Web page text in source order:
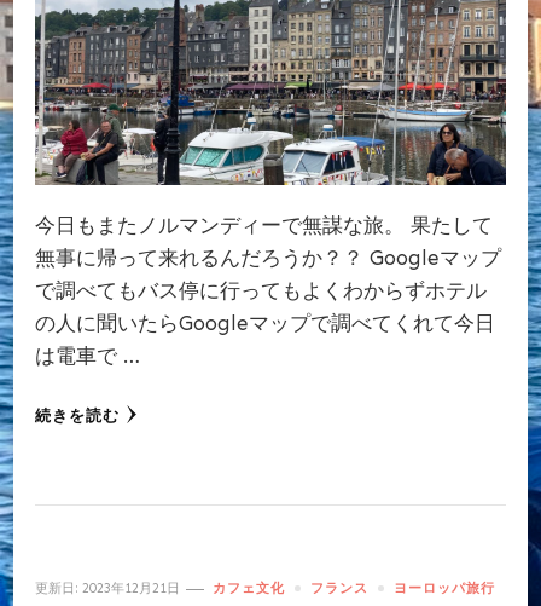
今日もまたノルマンディーで無謀な旅。 果たして
無事に帰って来れるんだろうか？？ Googleマップ
で調べてもバス停に行ってもよくわからずホテル
の人に聞いたらGoogleマップで調べてくれて今日
は電車で …
続きを読む
更新日: 2023年12月21日 カフェ文化 フランス ヨーロッパ旅行